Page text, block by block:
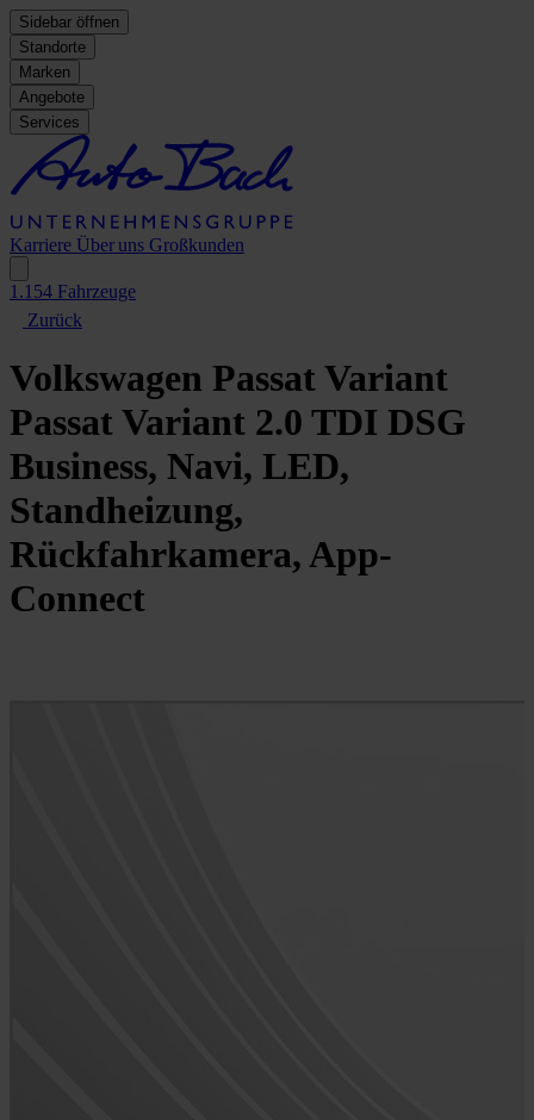
Sidebar öffnen
Standorte
Marken
Angebote
Services
Karriere Über uns Großkunden
1.154 Fahrzeuge
Zurück
Volkswagen Passat Variant
Passat Variant 2.0 TDI DSG
Business, Navi, LED,
Standheizung,
Rückfahrkamera, App-
Connect